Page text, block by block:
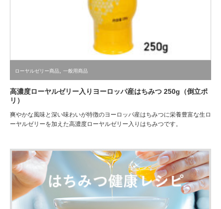
ローヤルゼリー商品 一般用商品
高濃度ローヤルゼリー入りヨーロッパ産はちみつ 250g（倒立ポ
リ）
爽やかな風味と深い味わいが特徴のヨーロッパ産はちみつに栄養豊富な生ロ
ーヤルゼリーを加えた高濃度ローヤルゼリー入りはちみつです。